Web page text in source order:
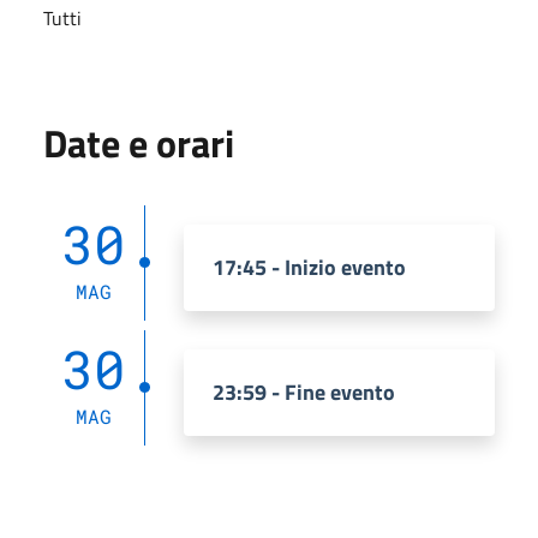
Tutti
Date e orari
30
MAG
17:45 - Inizio evento
30
MAG
23:59 - Fine evento